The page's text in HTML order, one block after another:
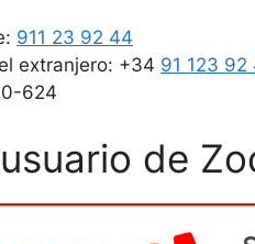
911 23 92 44
extranjero: +34 91 123 92
624
de